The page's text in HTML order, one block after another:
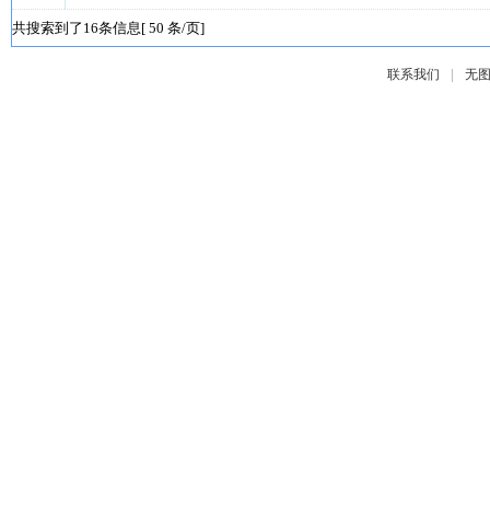
共搜索到了16条信息[ 50 条/页]
联系我们 | 无